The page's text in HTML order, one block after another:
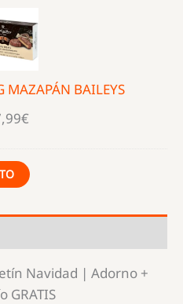
MAZAPÁN
BAILEYS
MAZAPÁN BAILEYS
€
Navidad | Adorno +
GRATIS